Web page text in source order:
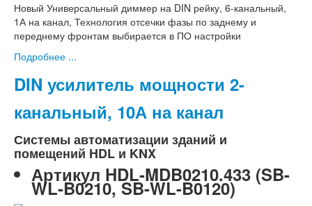
Новый Универсальный диммер на DIN рейку, 6-канальный,
1А на канал, Технология отсечки фазы по заднему и
переднему фронтам выбирается в ПО настройки
Подробнее ...
DIN усилитель мощности 2-
канальный, 10А на канал
Системы автоматизации зданий и
помещений HDL и KNX
Артикул HDL-MDB0210.433 (SB-
WL-B0210, SB-WL-B0120)